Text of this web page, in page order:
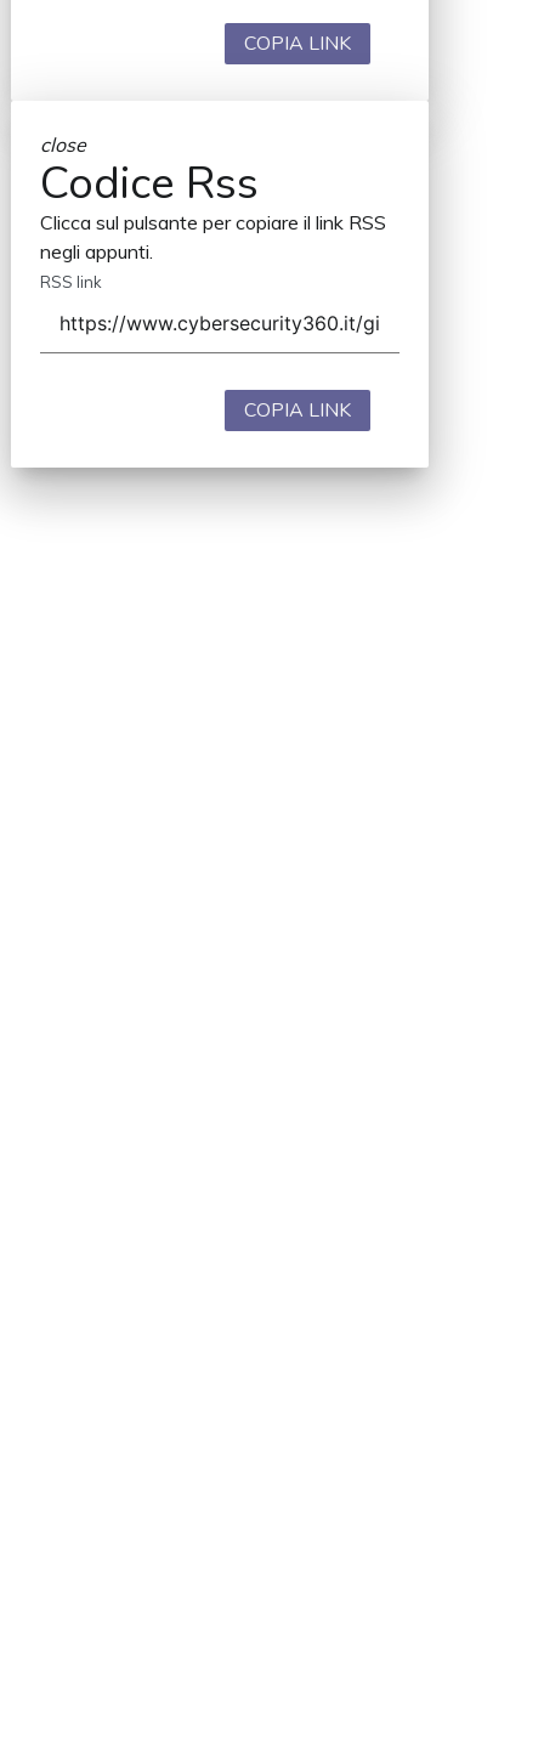
COPIA LINK
close
Codice Rss
Clicca sul pulsante per copiare il link RSS
negli appunti.
RSS link
COPIA LINK